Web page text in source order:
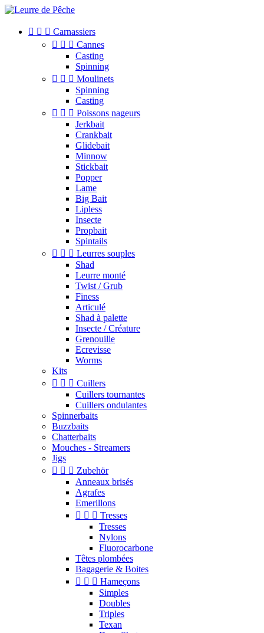
   Carnassiers
   Cannes
Casting
Spinning
   Moulinets
Spinning
Casting
   Poissons nageurs
Jerkbait
Crankbait
Glidebait
Minnow
Stickbait
Popper
Lame
Big Bait
Lipless
Insecte
Propbait
Spintails
   Leurres souples
Shad
Leurre monté
Twist / Grub
Finess
Articulé
Shad à palette
Insecte / Créature
Grenouille
Ecrevisse
Worms
Kits
   Cuillers
Cuillers tournantes
Cuillers ondulantes
Spinnerbaits
Buzzbaits
Chatterbaits
Mouches - Streamers
Jigs
   Zubehör
Anneaux brisés
Agrafes
Emerillons
   Tresses
Tresses
Nylons
Fluorocarbone
Têtes plombées
Bagagerie & Boites
   Hameçons
Simples
Doubles
Triples
Texan